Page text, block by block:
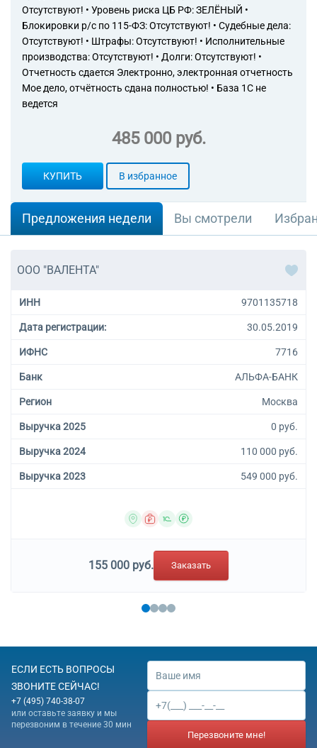
Отсутствуют! • Уровень риска ЦБ РФ: ЗЕЛЁНЫЙ •
Блокировки р/с по 115-ФЗ: Отсутствуют! • Судебные дела:
Отсутствуют! • Штрафы: Отсутствуют! • Исполнительные
производства: Отсутствуют! • Долги: Отсутствуют! •
Отчетность сдается Электронно, электронная отчетность
Мое дело, отчётность сдана полностью! • База 1С не
ведется
485 000 руб.
КУПИТЬ В избранное
Предложения недели Вы смотрели
ООО "ВАЛЕНТА"
ИНН 9701135718
Дата регистрации: 30.05.2019
ИФНС 7716
Банк АЛЬФА-БАНК
Регион Москва
Выручка 2025 0 руб.
Выручка 2024 110 000 руб.
Выручка 2023 549 000 руб.
155 000 руб. Заказать
ЕСЛИ ЕСТЬ ВОПРОСЫ
ЗВОНИТЕ СЕЙЧАС!
+7 (495) 740-38-07
или оставьте заявку и мы
перезвоним в течение 30 мин
Перезвоните мне!